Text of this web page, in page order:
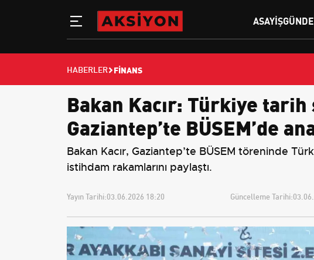
ASAYIŞ
HABERLER FINANS
Bakan Kacır: Türkiye
Gaziantep’te BÜSEM’de
Bakan Kacır, Gaziantep’te BÜSEM töreninde
istihdam rakamlarını paylaştı.
Yayın Tarihi:03.06.2026 18:20 Güncelleme Tarihi: